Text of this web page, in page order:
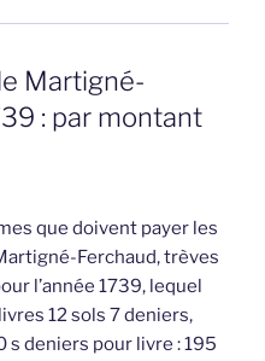
Martigné-
: par montant
que doivent payer les
Ferchaud, trèves
l’année 1739, lequel
12 sols 7 deniers,
s deniers pour livre : 195